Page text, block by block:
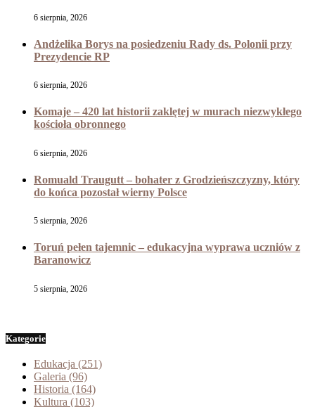
6 sierpnia, 2026
Andżelika Borys na posiedzeniu Rady ds. Polonii przy
Prezydencie RP
6 sierpnia, 2026
Komaje – 420 lat historii zaklętej w murach niezwykłego
kościoła obronnego
6 sierpnia, 2026
Romuald Traugutt – bohater z Grodzieńszczyzny, który
do końca pozostał wierny Polsce
5 sierpnia, 2026
Toruń pełen tajemnic – edukacyjna wyprawa uczniów z
Baranowicz
5 sierpnia, 2026
Kategorie
Edukacja (251)
Galeria (96)
Historia (164)
Kultura (103)